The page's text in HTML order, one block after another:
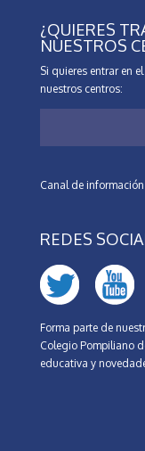
¿QUIERES
NUESTROS
Si quieres entrar en el
nuestros centros:
Canal de información
REDES
Forma parte de
Colegio Pompiliano
educativa y